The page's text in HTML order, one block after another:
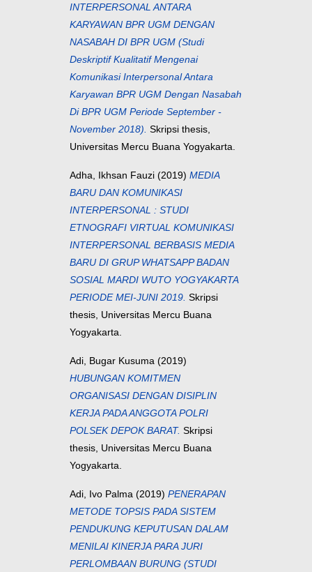
INTERPERSONAL ANTARA
KARYAWAN BPR UGM DENGAN
NASABAH DI BPR UGM (Studi
Deskriptif Kualitatif Mengenai
Komunikasi Interpersonal Antara
Karyawan BPR UGM Dengan Nasabah
Di BPR UGM Periode September -
November 2018). Skripsi thesis,
Universitas Mercu Buana Yogyakarta.
Adha, Ikhsan Fauzi (2019) MEDIA
BARU DAN KOMUNIKASI
INTERPERSONAL : STUDI
ETNOGRAFI VIRTUAL KOMUNIKASI
INTERPERSONAL BERBASIS MEDIA
BARU DI GRUP WHATSAPP BADAN
SOSIAL MARDI WUTO YOGYAKARTA
PERIODE MEI-JUNI 2019. Skripsi
thesis, Universitas Mercu Buana
Yogyakarta.
Adi, Bugar Kusuma (2019)
HUBUNGAN KOMITMEN
ORGANISASI DENGAN DISIPLIN
KERJA PADA ANGGOTA POLRI
POLSEK DEPOK BARAT. Skripsi
thesis, Universitas Mercu Buana
Yogyakarta.
Adi, Ivo Palma (2019) PENERAPAN
METODE TOPSIS PADA SISTEM
PENDUKUNG KEPUTUSAN DALAM
MENILAI KINERJA PARA JURI
PERLOMBAAN BURUNG (STUDI